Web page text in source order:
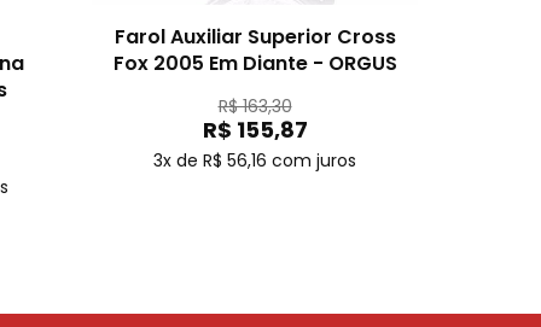
Farol Auxiliar Superior Cross
Fox 2005 Em Diante - ORGUS
R$ 163,30
R$ 155,87
3x de R$ 56,16 com juros